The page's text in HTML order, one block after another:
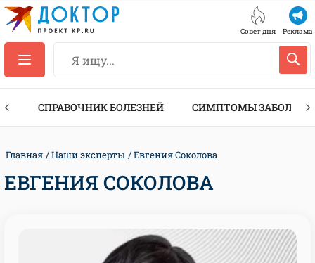
Совет дня Реклама
СПРАВОЧНИК БОЛЕЗНЕЙ СИМПТОМЫ
Главная Наши эксперты Евгения Соколова
ЕВГЕНИЯ СОКОЛОВА